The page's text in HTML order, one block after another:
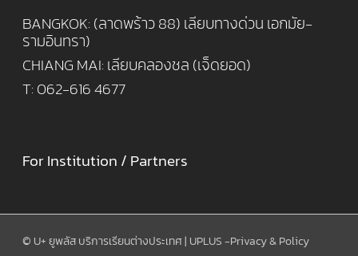
BANGKOK: (ลาดพร้าว 88) เลียบทางด่วน เอกมัย-
รามอินทรา)
CHIANG MAI: เลียบคลองชล (เจ็ดยอด)
T: 062-616 4677
For Institution / Partners
© U+ ยูพลัส บริการเรียนต่างประเทศ | UPLUS -Privacy & Policy